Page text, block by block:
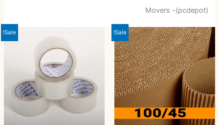
Movers -(pcdepot)
Sale!
Sale!